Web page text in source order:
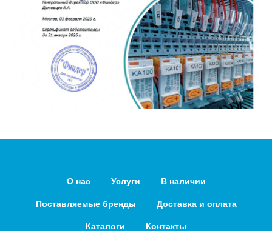
О нас Услуги В наличии
Поставляемые бренды Доставка и оплата
Каталоги Контакты